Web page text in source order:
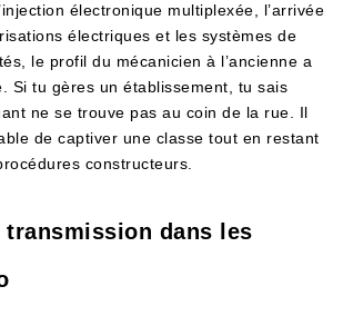
électronique multiplexée, l’arrivée
électriques et les systèmes de
le profil du mécanicien à l’ancienne a
Si tu gères un établissement, tu sais
ne se trouve pas au coin de la rue. Il
de captiver une classe tout en restant
constructeurs.
transmission dans les